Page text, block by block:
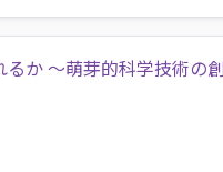
か ～萌芽的科学技術の